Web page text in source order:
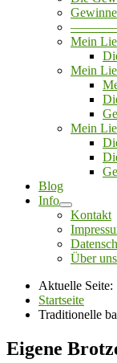
Mein
Mein
Mein
Blog
Info
Kontakt
Über uns
Aktuelle Seite:
Startseite
Traditionelle
Eigene